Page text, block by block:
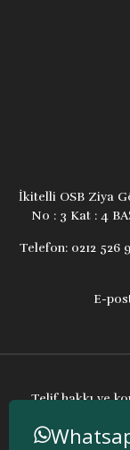
İkitelli OSB Ziya
No : 3 Kat : 4
Telefon:0212 526
E-
Telif hakkı ve